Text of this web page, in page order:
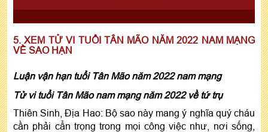
5. XEM TỬ VI TUỔI TÂN MÃO NĂM 2022 NAM MẠNG
VỀ SAO HẠN
Luận vận hạn tuổi Tân Mão năm 2022 nam mạng
Tử vi tuổi Tân Mão nam mạng năm 2022 về tứ trụ
Thiên Sinh, Địa Hao: Bộ sao này mang ý nghĩa quý cháu
cần phải cẩn trọng trong mọi công việc như, nơi sống,